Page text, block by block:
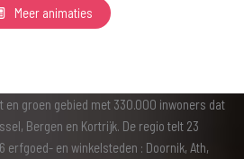
Meer animaties
en groen gebied met 330.000 inwoners dat
Bergen en Kortrijk. De regio telt 23
erfgoed- en winkelsteden : Doornik, Ath,